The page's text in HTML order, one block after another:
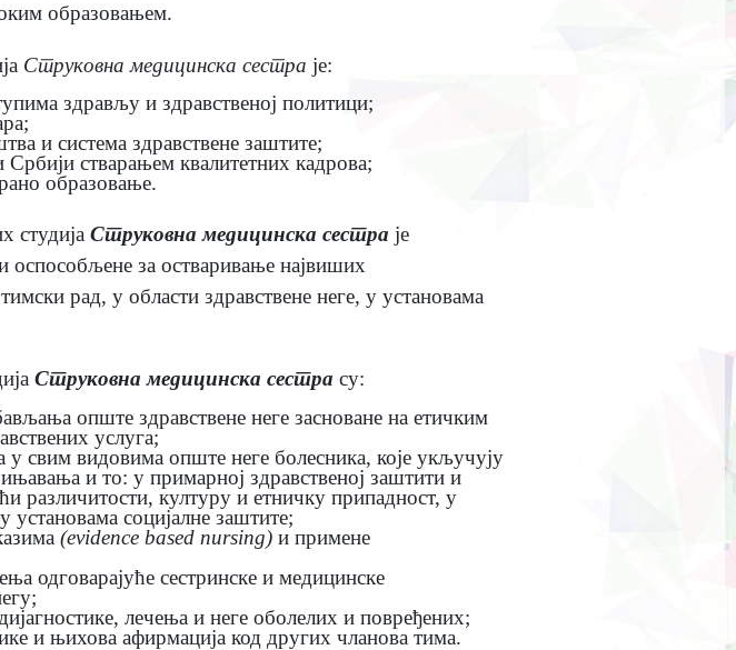
образовањем.
Струковна медицинска сестра је:
здрављу и здравственој политици;
и система здравствене заштите;
стварањем квалитетних кадрова;
образовање.
студијаСтруковна медицинска сестра је
оспособљене за остваривање највиших
рад, у области здравствене неге, у установама
Струковна медицинска сестра су:
опште здравствене неге засноване на етичким
услуга;
свим видовима опште неге болесника, које укључују
и то: у примарној здравственој заштити и
различитости, културу и етничку припадност, у
социјалне заштите;
(evidence based nursing)и примене
одговарајуће сестринске и медицинске
лечења и неге оболелих и повређених;
и њихова афирмација код других чланова тима.